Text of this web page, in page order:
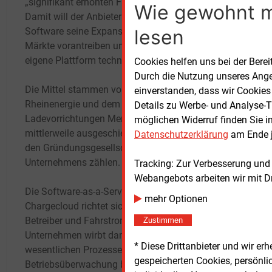
Wie gewohnt
lesen
Cookies helfen uns bei der
Durch die Nutzung unseres
einverstanden, dass wir
Details zu Werbe- und
möglichen Widerruf finden Sie
Datenschutzerklärung am Ende
Tracking: Zur Verbesserung
Webangebots arbeiten wir mit
mehr Optionen
Zustimmen
* Diese Drittanbieter und wir
gespeicherten Cookies,
Damit will der Anbieter von E-Mobility-
Software seine Expansion in europäische
Märkte vorantreiben und gleichzeitig die
eigene Plattform technisch weiterentwickeln.
Die Mittel stammen vom Kölner Versorger
Rheinenergie und dem Hersteller von
Ladevorrichtungen Mennekes, die neben der
mittlerweile ausgeschiedenen Powercloud zu
den Gründungsgesellschaftern des
Unternehmens zählen.
Die Software-as-a-Service-Plattform von
Chargecloud richtet sich an Ladeinfrastruktur-
Betreiber und Fahrstrom-Anbieter. Das
Unternehmen wirbt damit, es bilde alle
wesentlichen Prozesse, von der
Betriebsüberwachung bis zur automatisierten
auch
„Die
für
es,